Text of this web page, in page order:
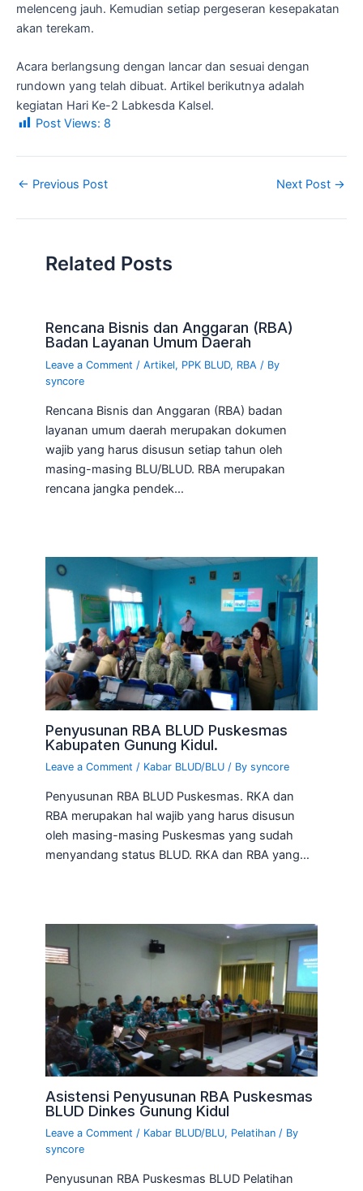
melenceng jauh. Kemudian setiap pergeseran kesepakatan
akan terekam.
Acara berlangsung dengan lancar dan sesuai dengan
rundown yang telah dibuat. Artikel berikutnya adalah
kegiatan Hari Ke-2 Labkesda Kalsel.
Post Views: 8
← Previous Post Next Post →
Related Posts
Rencana Bisnis dan Anggaran (RBA)
Badan Layanan Umum Daerah
Leave a Comment /Artikel, PPK BLUD, RBA / By
syncore
Rencana Bisnis dan Anggaran (RBA) badan
layanan umum daerah merupakan dokumen
wajib yang harus disusun setiap tahun oleh
masing-masing BLU/BLUD. RBA merupakan
rencana jangka pendek…
Penyusunan RBA BLUD Puskesmas
Kabupaten Gunung Kidul.
Leave a Comment / Kabar BLUD/BLU / Bysyncore
Penyusunan RBA BLUD Puskesmas. RKA dan
RBA merupakan hal wajib yang harus disusun
oleh masing-masing Puskesmas yang sudah
menyandang status BLUD. RKA dan RBA yang…
Asistensi Penyusunan RBA Puskesmas
BLUD Dinkes Gunung Kidul
Leave a Comment / Kabar BLUD/BLU, Pelatihan / By
syncore
Penyusunan RBA Puskesmas BLUD Pelatihan